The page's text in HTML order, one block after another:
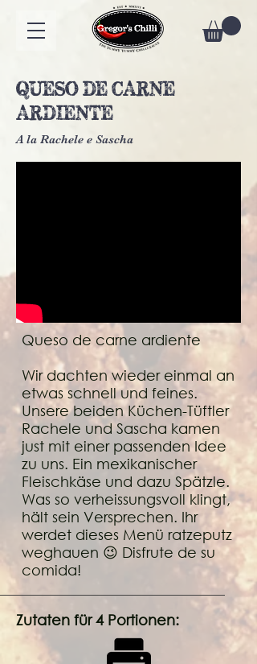
QUESO DE CARNE
ARDIENTE
A la Rachele e Sascha
Queso de carne ardiente
Wir dachten wieder einmal an
etwas schnell und feines.
Unsere beiden Küchen-Tüftler
Rachele und Sascha kamen
just mit einer passenden Idee
zu uns. Ein mexikanischer
Fleischkäse und dazu Spätzle.
Was so verheissungsvoll klingt,
hält sein Versprechen. Ihr
werdet dieses Menü ratzeputz
weghauen 😉 Disfrute de su
comida!
Zutaten für 4 Portionen: